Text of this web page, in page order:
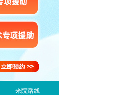
来院路线